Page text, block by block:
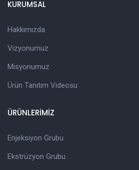
KURUMSAL
Hakkımızda
Vizyonumuz
Misyonumuz
Ürün Tanıtım Videosu
ÜRÜNLERİMİZ
Enjeksiyon Grubu
Ekstrüzyon Grubu